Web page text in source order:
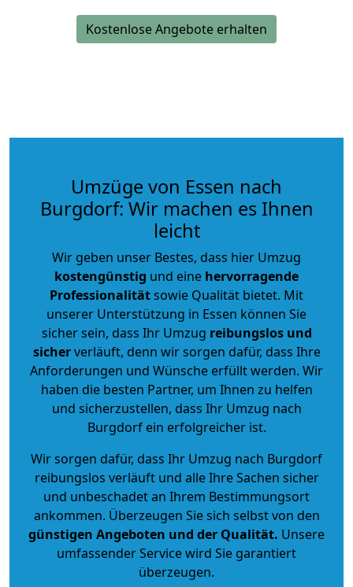
Kostenlose Angebote erhalten
Umzüge von Essen nach
Burgdorf: Wir machen es Ihnen
leicht
Wir geben unser Bestes, dass hier Umzug
kostengünstig und eine hervorragende
Professionalitätsowie Qualität bietet. Mit
unserer Unterstützung in Essen können Sie
sicher sein, dass Ihr Umzug reibungslos und
sicherverläuft, denn wir sorgen dafür, dass Ihre
Anforderungen und Wünsche erfüllt werden. Wir
haben die besten Partner, um Ihnen zu helfen
und sicherzustellen, dass Ihr Umzug nach
Burgdorf ein erfolgreicher ist.
Wir sorgen dafür, dass Ihr Umzug nach Burgdorf
reibungslos verläuft und alle Ihre Sachen sicher
und unbeschadet an Ihrem Bestimmungsort
ankommen. Überzeugen Sie sich selbst von den
günstigen Angeboten und der Qualität. Unsere
umfassender Service wird Sie garantiert
überzeugen.